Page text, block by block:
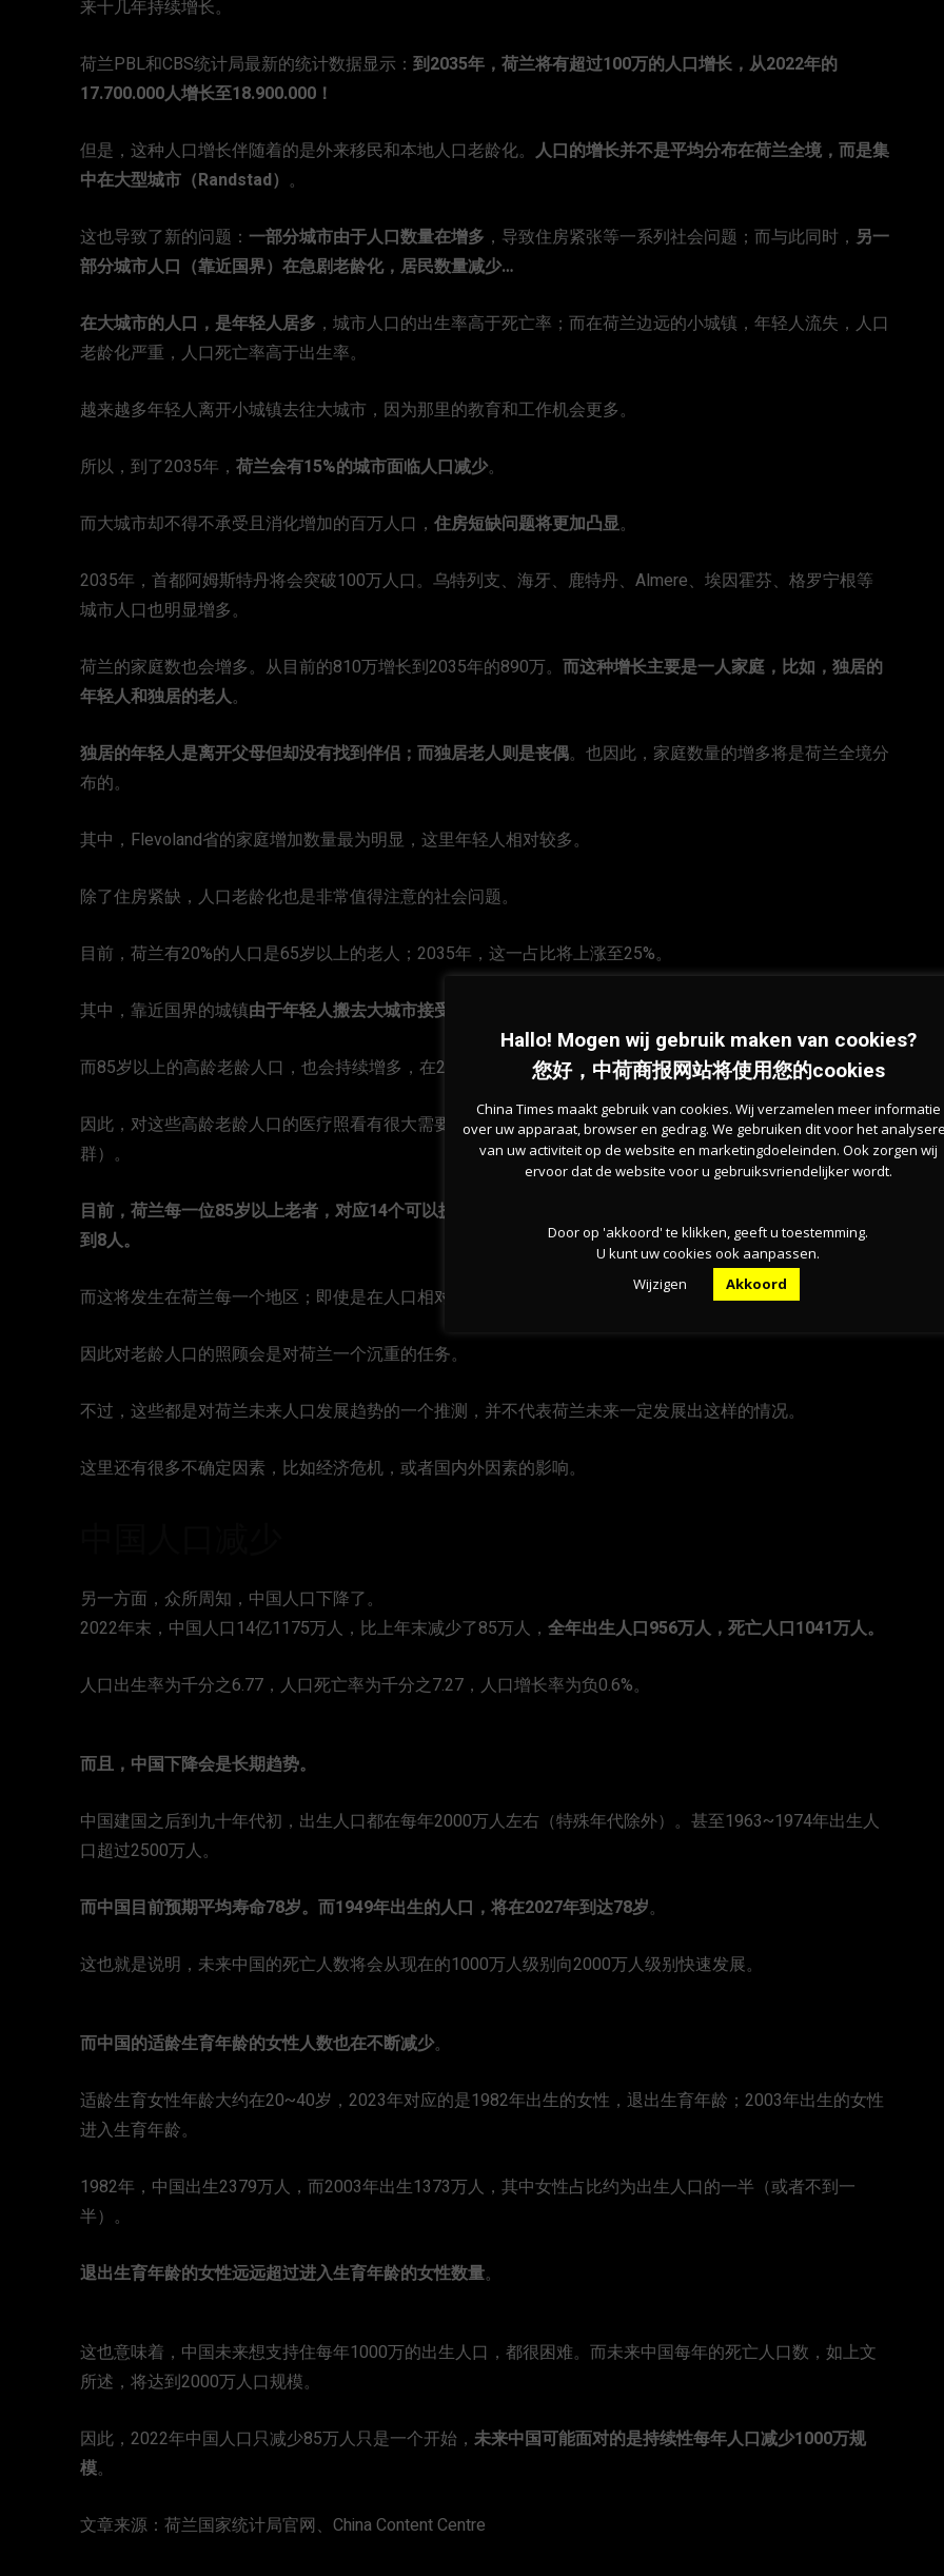
来十几年持续增长。
荷兰PBL和CBS统计局最新的统计数据显示： 到2035年，荷兰将有超过100万的人口增长，从2022年的
17.700.000人增长至18.900.000！
但是，这种人口增长伴随着的是外来移民和本地人口老龄化。 人口的增长并不是平均分布在荷兰全境，而是集
中在大型城市（Randstad） 。
这也导致了新的问题： 一部分城市由于人口数量在增多 ，导致住房紧张等一系列社会问题；而与此同时， 另一
部分城市人口（靠近国界）在急剧老龄化，居民数量减少…
在大城市的人口，是年轻人居多 ，城市人口的出生率高于死亡率；而在荷兰边远的小城镇，年轻人流失，人口
老龄化严重，人口死亡率高于出生率。
越来越多年轻人离开小城镇去往大城市，因为那里的教育和工作机会更多。
所以，到了2035年， 荷兰会有15%的城市面临人口减少。
而大城市却不得不承受且消化增加的百万人口， 住房短缺问题将更加凸显。
2035年，首都阿姆斯特丹将会突破100万人口。乌特列支、海牙、鹿特丹、Almere、埃因霍芬、格罗宁根等
城市人口也明显增多。
荷兰的家庭数也会增多。从目前的810万增长到2035年的890万。 而这种增长主要是一人家庭，比如，独居的
年轻人和独居的老人。
独居的年轻人是离开父母但却没有找到伴侣；而独居老人则是丧偶。也因此，家庭数量的增多将是荷兰全境分
布的。
其中，Flevoland省的家庭增加数量最为明显，这里年轻人相对较多。
除了住房紧缺，人口老龄化也是非常值得注意的社会问题。
目前，荷兰有20%的人口是65岁以上的老人；2035年，这一占比将上涨至25%。
其中，靠近国界的城镇由于年轻人搬去大城市接受更好的教育或工作
而85岁以上的高龄老龄人口，也会持续增多，在2035年可能会是目前数字的两倍。
因此，对这些高龄老龄人口的医疗照看有很大需要，而这一重担通常落在了年轻一代人的肩膀上（50~75岁人
群）。
目前，荷兰每一位85岁以上老者，对应14个可以提供照顾的年轻人；但是到了2035年，这一数字几乎“腰斩”
到8人。
而这将发生在荷兰每一个地区；即使是在人口相对年轻化的Flevoland省。
因此对老龄人口的照顾会是对荷兰一个沉重的任务。
不过，这些都是对荷兰未来人口发展趋势的一个推测，并不代表荷兰未来一定发展出这样的情况。
这里还有很多不确定因素，比如经济危机，或者国内外因素的影响。
另一方面，众所周知，中国人口下降了。
2022年末，中国人口14亿1175万人，比上年末减少了85万人， 全年出生人口956万人，死亡人口1041万人。
人口出生率为千分之6.77，人口死亡率为千分之7.27，人口增长率为负0.6%。
而且，中国下降会是长期趋势。
中国建国之后到九十年代初，出生人口都在每年2000万人左右（特殊年代除外）。甚至1963~1974年出生人
口超过2500万人。
而中国目前预期平均寿命78岁。而1949年出生的人口，将在2027年到达78岁。
这也就是说明，未来中国的死亡人数将会从现在的1000万人级别向2000万人级别快速发展。
而中国的适龄生育年龄的女性人数也在不断减少。
适龄生育女性年龄大约在20~40岁，2023年对应的是1982年出生的女性，退出生育年龄；2003年出生的女性
进入生育年龄。
1982年，中国出生2379万人，而2003年出生1373万人，其中女性占比约为出生人口的一半（或者不到一
半）。
退出生育年龄的女性远远超过进入生育年龄的女性数量。
这也意味着，中国未来想支持住每年1000万的出生人口，都很困难。而未来中国每年的死亡人口数，如上文
所述，将达到2000万人口规模。
因此，2022年中国人口只减少85万人只是一个开始， 未来中国可能面对的是持续性每年人口减少1000万规
模。
文章来源：荷兰国家统计局官网、China Content Centre
Hallo! Mogen wij gebruik maken van cookies?
您好，中荷商报网站将使用您的cookies
China Times maakt gebruik van cookies. Wij verzamelen meer informatie
over uw apparaat, browser en gedrag. We gebruiken dit voor het
van uw activiteit op de website en marketingdoeleinden. Ook zorgen wij
ervoor dat de website voor u gebruiksvriendelijker wordt.
Door op 'akkoord' te klikken, geeft u toestemming.
U kunt uw cookies ook aanpassen.
Wijzigen
Akkoord